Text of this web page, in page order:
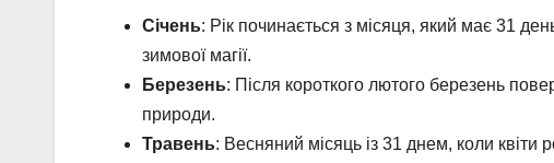
Січень: Рік починається з місяця, який має 31
зимової магії.
Березень: Після короткого лютого березень
природи.
Травень: Весняний місяць із 31 днем, коли квіти